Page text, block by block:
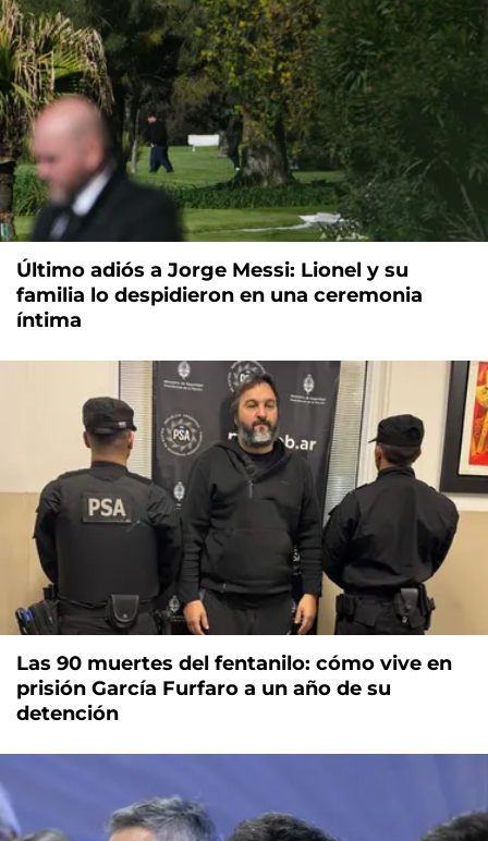
Último adiós a Jorge Messi: Lionel y su
familia lo despidieron en una ceremonia
íntima
Las 90 muertes del fentanilo: cómo vive en
prisión García Furfaro a un año de su
detención